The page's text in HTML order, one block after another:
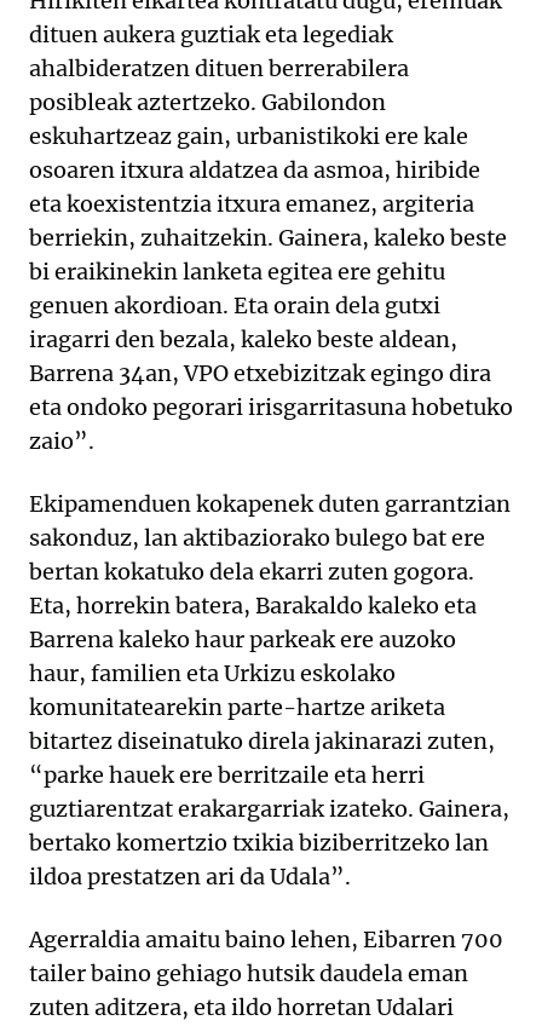
dituen aukera guztiak eta legediak
ahalbideratzen dituen berrerabilera
posibleak aztertzeko. Gabilondon
eskuhartzeaz gain, urbanistikoki ere kale
osoaren itxura aldatzea da asmoa, hiribide
eta koexistentzia itxura emanez, argiteria
berriekin, zuhaitzekin. Gainera, kaleko beste
bi eraikinekin lanketa egitea ere gehitu
genuen akordioan. Eta orain dela gutxi
iragarri den bezala, kaleko beste aldean,
Barrena 34an, VPO etxebizitzak egingo dira
eta ondoko pegorari irisgarritasuna hobetuko
zaio”.
Ekipamenduen kokapenek duten garrantzian
sakonduz, lan aktibaziorako bulego bat ere
bertan kokatuko dela ekarri zuten gogora.
Eta, horrekin batera, Barakaldo kaleko eta
Barrena kaleko haur parkeak ere auzoko
haur, familien eta Urkizu eskolako
komunitatearekin parte-hartze ariketa
bitartez diseinatuko direla jakinarazi zuten,
“parke hauek ere berritzaile eta herri
guztiarentzat erakargarriak izateko. Gainera,
bertako komertzio txikia biziberritzeko lan
ildoa prestatzen ari da Udala”.
Agerraldia amaitu baino lehen, Eibarren 700
tailer baino gehiago hutsik daudela eman
zuten aditzera, eta ildo horretan Udalari